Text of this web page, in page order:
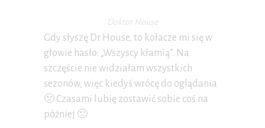
Doktor House
Gdy słyszę Dr House, to kołacze mi się w
głowie hasło: „Wszyscy kłamią”. Na
szczęście nie widziałam wszystkich
sezonów, więc kiedyś wrócę do oglądania
🙂 Czasami lubię zostawić sobie coś na
później 🙂